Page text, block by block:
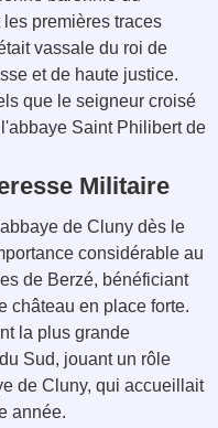
premières traces
vassale du roi de
et de haute justice.
que le seigneur croisé
Saint Philibert de
Militaire
de Cluny dès le
considérable au
de Berzé, bénéficiant
château en place forte.
la plus grande
Sud, jouant un rôle
de Cluny, qui accueillait
année.